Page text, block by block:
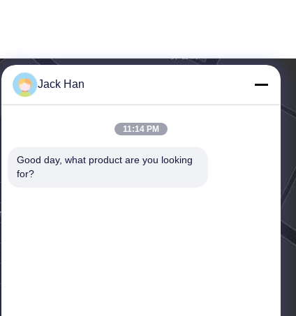
Jack Han
11:14 PM
Good day, what product are you looking
for?